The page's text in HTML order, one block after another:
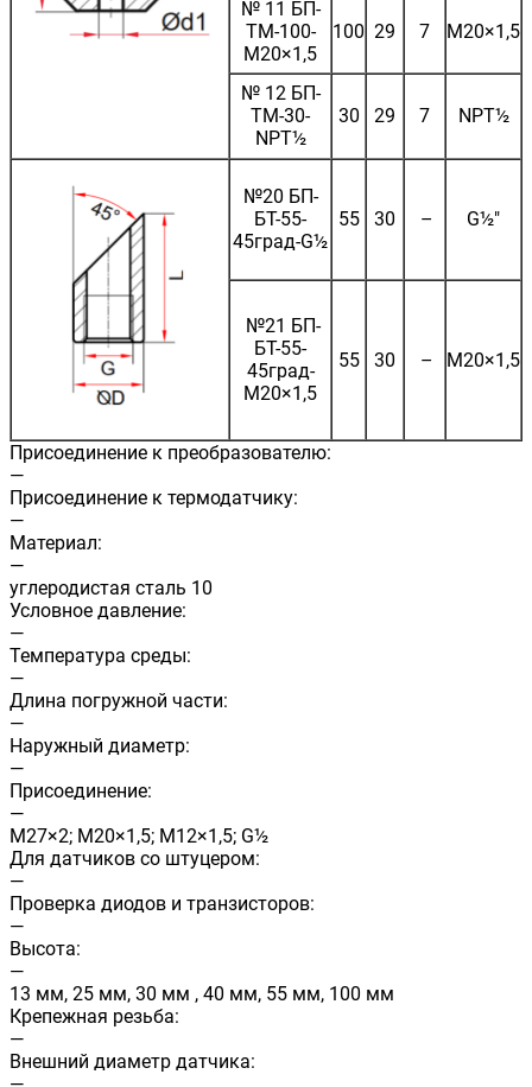
№ 11 БП-
ТМ-100-
М20×1,5
100 29 7 М20×1,5
№ 12 БП-
ТМ-30-
NPT½
30 29 7 NPT½
№20 БП-
БТ-55-
45град-G½
55 30 – G½"
№21 БП-
БТ-55-
45град-
М20×1,5
55 30 – М20×1,5
Присоединение к преобразователю:
—
Присоединение к термодатчику:
—
Материал:
—
углеродистая сталь 10
Условное давление:
—
Температура среды:
—
Длина погружной части:
—
Наружный диаметр:
—
Присоединение:
—
М27×2; М20×1,5; М12×1,5; G½
Для датчиков со штуцером:
—
Проверка диодов и транзисторов:
—
Высота:
—
13 мм, 25 мм, 30 мм , 40 мм, 55 мм, 100 мм
Крепежная резьба:
—
Внешний диаметр датчика: